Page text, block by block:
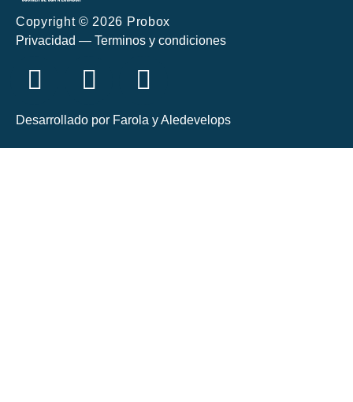
Copyright © 2026 Probox
Privacidad — Terminos y condiciones
Desarrollado por Farola yAledevelops